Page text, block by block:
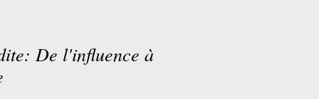
De l'influence à